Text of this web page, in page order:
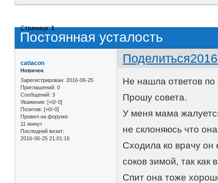
Постоянная усталость
Страница:1
Поделиться
catiacon
Новичок
Зарегистрирован: 2016-06-25
Приглашений: 0
Сообщений: 3
Уважение: [+0/-0]
Позитив: [+0/-0]
Провел на форуме:
11 минут
Последний визит:
2016-06-25 21:01:16
Не нашла ответов по
Прошу совета.
У меня мама
не склоняюсь что
Сходила ко врачу он
соков зимой, так
Спит она тоже